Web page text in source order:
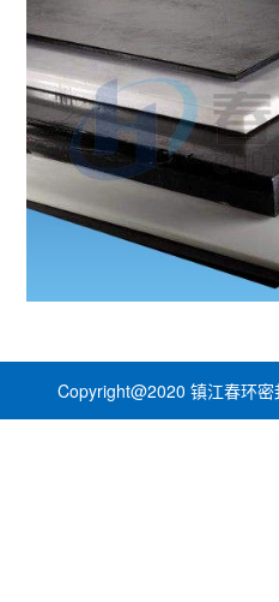
Copyright@2020 镇江春环